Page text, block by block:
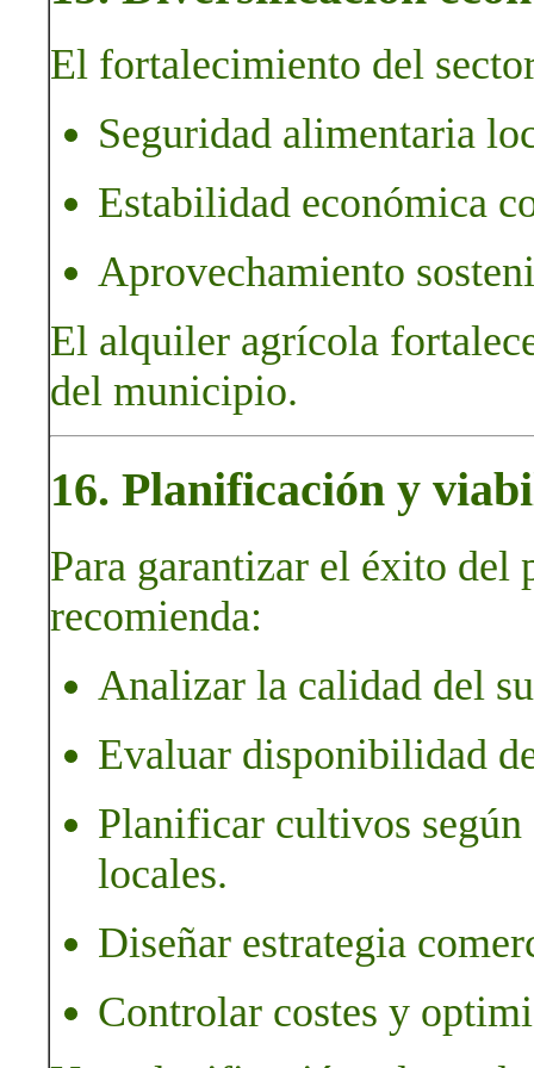
El fortalecimiento del
Seguridad alimentaria
Estabilidad económica
Aprovechamiento
El alquiler agrícola
del municipio.
16. Planificación y
Para garantizar el éxito del
recomienda:
Analizar la calidad del
Evaluar disponibilidad
Planificar cultivos
locales.
Diseñar estrategia
Controlar costes y